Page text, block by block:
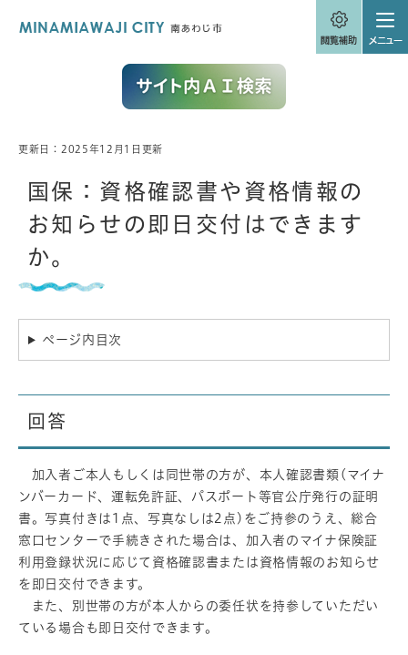
本
更新日：2025年12月1日更新
国保：資格確認書や資格情報の
お知らせの即日交付はできます
か。
ページ内目次
回答
加入者ご本人もしくは同世帯の方が、本人確認書類(マイナ
ンバーカード、運転免許証、パスポート等官公庁発行の証明
書。写真付きは1点、写真なしは2点)をご持参のうえ、総合
窓口センターで手続きされた場合は、加入者のマイナ保険証
利用登録状況に応じて資格確認書または資格情報のお知らせ
を即日交付できます。
また、別世帯の方が本人からの委任状を持参していただい
ている場合も即日交付できます。